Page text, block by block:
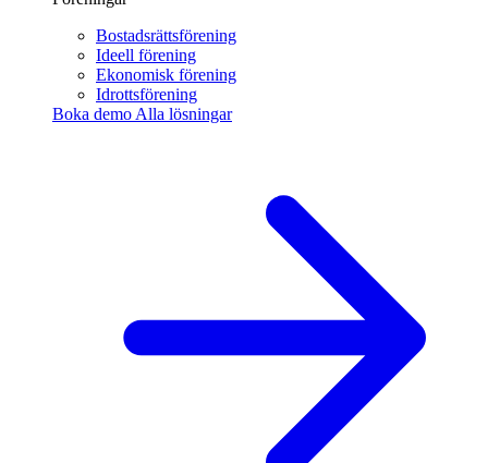
Bostadsrättsförening
Ideell förening
Ekonomisk förening
Idrottsförening
Boka demo Alla lösningar